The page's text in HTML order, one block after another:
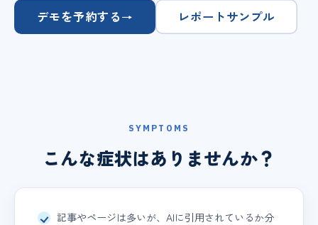
デモを予約する→ レポートサンプル
SYMPTOMS
こんな症状はありませんか？
記事やページは多いが、AIに引用されているか分